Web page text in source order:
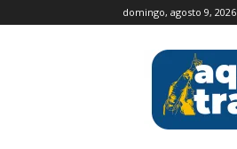
domingo, agosto 9, 2026